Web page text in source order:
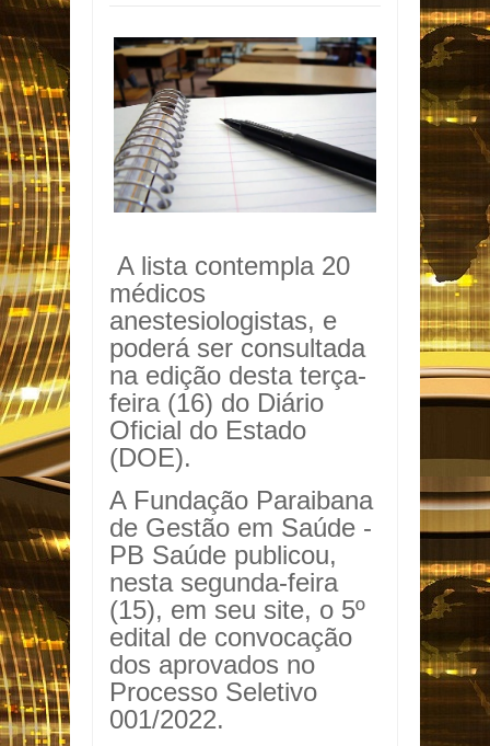
A lista contempla 20
médicos
anestesiologistas, e
poderá ser consultada
na edição desta terça-
feira (16) do Diário
Oficial do Estado
(DOE).
A Fundação Paraibana
de Gestão em Saúde -
PB Saúde publicou,
nesta segunda-feira
(15), em seu site, o 5º
edital de convocação
dos aprovados no
Processo Seletivo
001/2022.